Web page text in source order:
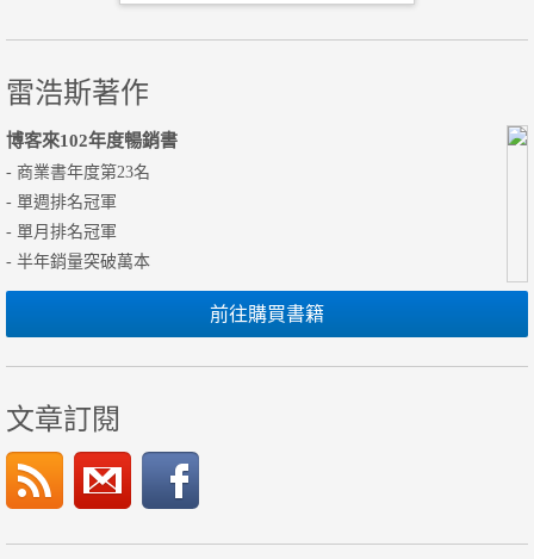
雷浩斯著作
博客來102年度暢銷書
- 商業書年度第23名
- 單週排名冠軍
- 單月排名冠軍
- 半年銷量突破萬本
前往購買書籍
文章訂閱